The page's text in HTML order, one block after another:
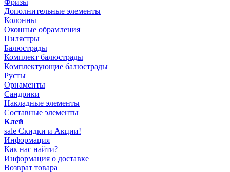
Дополнительные элементы
Колонны
Оконные обрамления
Пилястры
Балюстрады
Комплект балюстрады
Комплектующие балюстрады
Русты
Орнаменты
Сандрики
Накладные элементы
Составные элементы
Клей
sale Скидки и Акции!
Информация
Как нас найти?
Информация о доставке
Возврат товара